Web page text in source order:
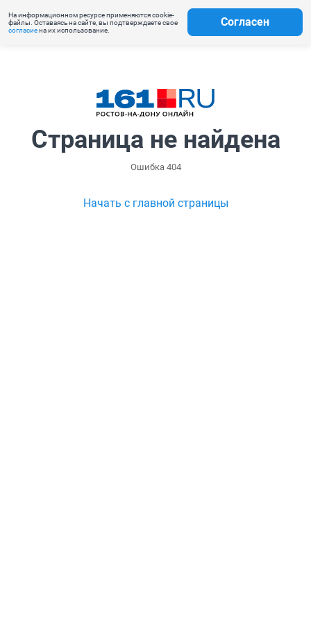
На информационном ресурсе применяются cookie-
файлы. Оставаясь на сайте, вы подтверждаете свое
согласиена их использование.
Согласен
Страница не найдена
Ошибка 404
Начать с главной страницы